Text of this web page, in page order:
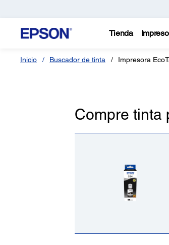
Tienda
Inicio Buscador de tinta Impresora
Compre tinta